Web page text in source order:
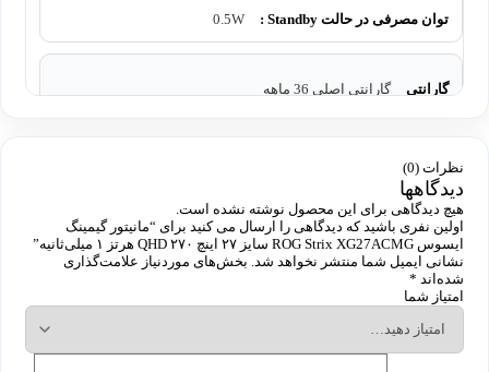
توان مصرفی در حالت Standby : 0.5W
گارانتی گارانتی اصلی 36 ماهه
نظرات (0)
دیدگاهها
هیچ دیدگاهی برای این محصول نوشته نشده است.
اولین نفری باشید که دیدگاهی را ارسال می کنید برای “مانیتور گیمینگ
ایسوس ROG Strix XG27ACMG سایز ۲۷ اینچ QHD ۲۷۰ هرتز ۱ میلی‌ثانیه”
نشانی ایمیل شما منتشر نخواهد شد. بخش‌های موردنیاز علامت‌گذاری
شده‌اند *
امتیاز شما